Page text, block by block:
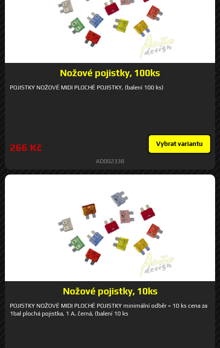
Nožové pojistky, 100ks
POJISTKY NOŽOVÉ MIDI PLOCHÉ POJISTKY, (balení 100 ks)
266 Kč Vybrat variantu
AD002338
Nožové pojistky, 10ks
POJISTKY NOŽOVÉ MIDI PLOCHÉ POJISTKY minimální odběr = 10 ks cena za
1bal plochá pojistka, 1 A, černá, (balení 10 ks